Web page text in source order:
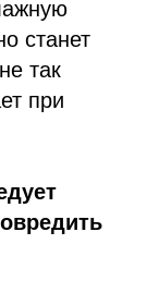
станет
так
при